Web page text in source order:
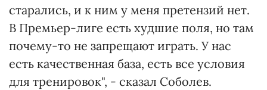
старались, и к ним у меня претензий нет.
В Премьер-лиге есть худшие поля, но там
почему-то не запрещают играть. У нас
есть качественная база, есть все условия
для тренировок", - сказал Соболев.